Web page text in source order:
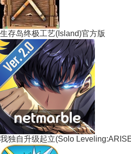
生存岛终极工艺(Island)官方版
我独自升级起立(Solo